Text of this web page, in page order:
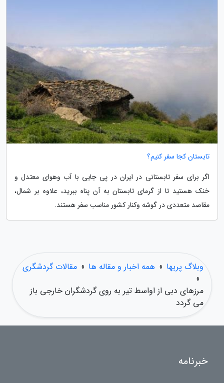
تابستان کجا سفر کنیم؟
اگر برای سفر تابستانی در ایران در پی جایی با آب وهوای معتدل و
خنک هستید تا از گرمای تابستان به آن پناه ببرید، علاوه بر شمال،
مقاصد متعددی در گوشه وکنار کشور مناسب سفر هستند.
وبلاگ پریها » همه اخبار و مقاله ها » مقالات گردشگری
»
مرزهای دبی از اواسط تیر به روی گردشگران خارجی باز
می گردد
خبرنامه